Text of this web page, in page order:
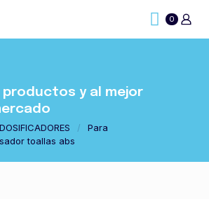
0
productos y al mejor
/
Para
toallas abs